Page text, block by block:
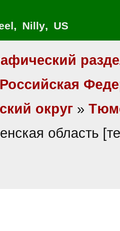
, Nilly, US
Российская
округ »
область